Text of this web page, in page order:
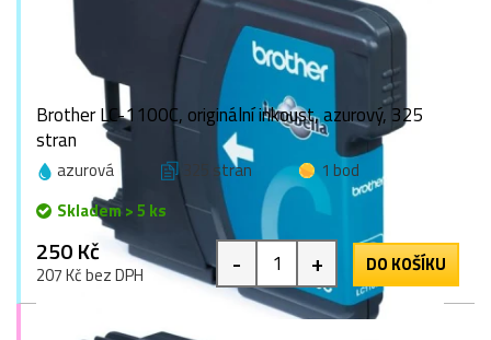
Brother LC-1100C, originální inkoust, azurový, 325
stran
azurová 325 stran
1 bod
Skladem > 5 ks
250 Kč
207 Kč bez DPH - + DO KOŠÍKU